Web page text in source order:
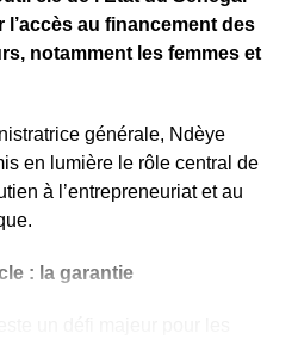
économies avancées et des
pour analyser les
et mondiaux liés à la lutte
à l’avancement de son
l’accès au financement des
notamment les femmes et
générale, Ndèye
en lumière le rôle central de
à l’entrepreneuriat et au
: la garantie